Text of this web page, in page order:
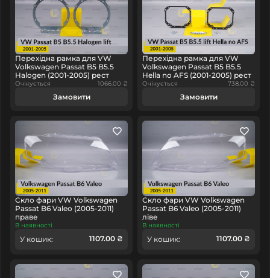
Перехідна рамка для VW
Volkswagen Passat B5 B5.5
Halogen (2001-2005) рест
Очікується 1066.00 ₴
Замовити
Перехідна рамка для VW
Volkswagen Passat B5 B5.5
Hella no AFS (2001-2005) рест
Очікується 738.00 ₴
Замовити
Скло фари VW Volkswagen
Passat B6 Valeo (2005-2011)
праве
В наявності
У кошик: 1107.00 ₴
Скло фари VW Volkswagen
Passat B6 Valeo (2005-2011)
ліве
В наявності
У кошик: 1107.00 ₴